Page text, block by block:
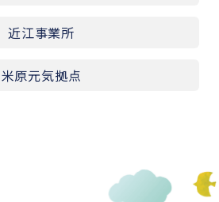
近江事業所
米原元気拠点